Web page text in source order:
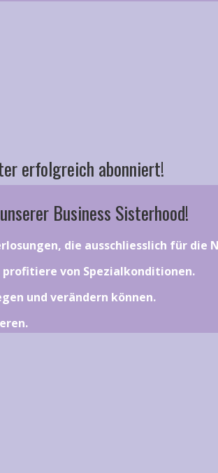
erfolgreich abonniert!
Business Sisterhood!
die ausschliesslich für die
profitiere von Spezialkonditionen.
und verändern können.